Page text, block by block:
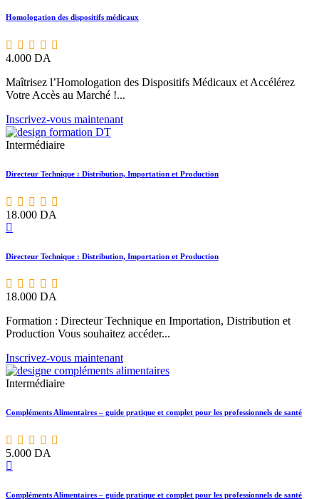
Homologation des dispositifs médicaux
4.000 DA
Maîtrisez l’Homologation des Dispositifs Médicaux et Accélérez
Votre Accès au Marché !...
Inscrivez-vous maintenant
Intermédiaire
Directeur Technique : Distribution, Importation et Production
18.000 DA
Directeur Technique : Distribution, Importation et Production
18.000 DA
Formation : Directeur Technique en Importation, Distribution et
Production Vous souhaitez accéder...
Inscrivez-vous maintenant
Intermédiaire
Compléments Alimentaires – guide pratique et complet pour les professionnels de santé
5.000 DA
Compléments Alimentaires – guide pratique et complet pour les professionnels de santé